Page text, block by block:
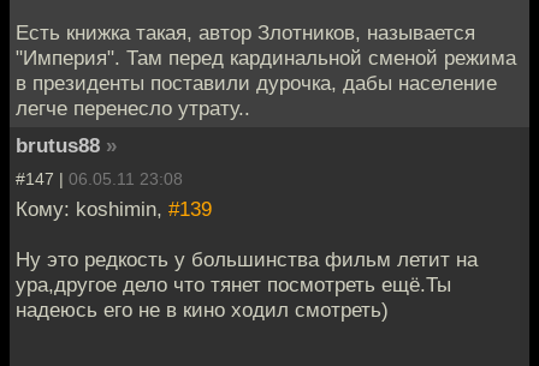
Есть книжка такая, автор Злотников, называется
"Империя". Там перед кардинальной сменой режима
в президенты поставили дурочка, дабы население
легче перенесло утрату..
brutus88 »
#147 | 06.05.11 23:08
Кому: koshimin, #139
Ну это редкость у большинства фильм летит на
ура,другое дело что тянет посмотреть ещё.Ты
надеюсь его не в кино ходил смотреть)